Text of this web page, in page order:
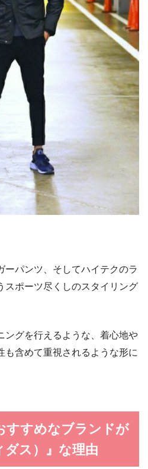
ーパンツ、そしてハイテクのラ
スポーツ尽くしのスタイリング
ングを行えるような、着心地や
も含めて重視されるような形に
すすめなブランドが
ダス）』な理由